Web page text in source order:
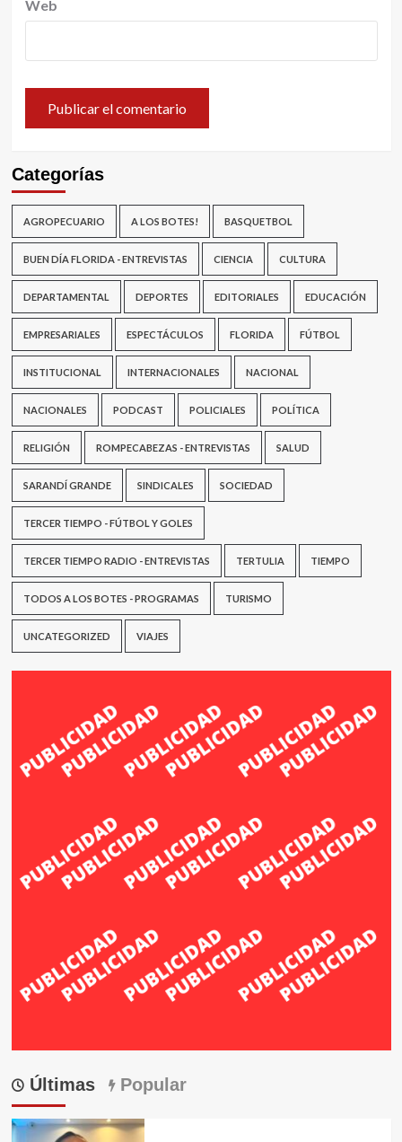
Web
Categorías
AGROPECUARIO A LOS BOTES! BASQUETBOL
BUEN DÍA FLORIDA - ENTREVISTAS CIENCIA CULTURA
DEPARTAMENTAL DEPORTES EDITORIALES EDUCACIÓN
EMPRESARIALES ESPECTÁCULOS FLORIDA FÚTBOL
INSTITUCIONAL INTERNACIONALES NACIONAL
NACIONALES PODCAST POLICIALES POLÍTICA
RELIGIÓN ROMPECABEZAS - ENTREVISTAS SALUD
SARANDÍ GRANDE SINDICALES SOCIEDAD
TERCER TIEMPO - FÚTBOL Y GOLES
TERCER TIEMPO RADIO - ENTREVISTAS TERTULIA TIEMPO
TODOS A LOS BOTES - PROGRAMAS TURISMO
UNCATEGORIZED VIAJES
Últimas Popular